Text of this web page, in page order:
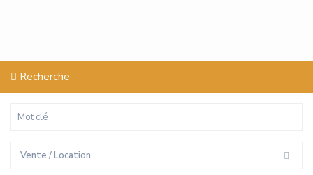
Recherche
Vente / Location